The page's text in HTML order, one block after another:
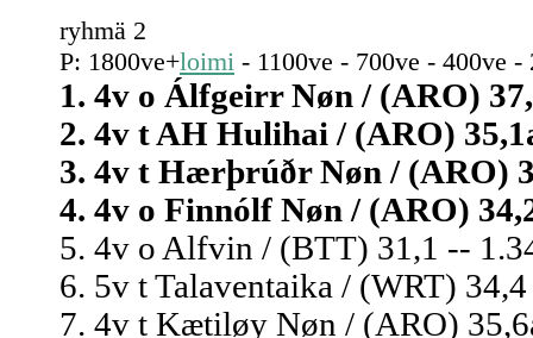
ryhmä 2
P: 1800ve+loimi - 1100ve - 700ve - 400ve -
1. 4v o Álfgeirr Nøn / (ARO)
2. 4v t AH Hulihai / (ARO)
3. 4v t Hærþrúðr Nøn / (ARO)
4. 4v o Finnólf Nøn / (ARO)
5. 4v o Alfvin / (BTT) 31,1 --
6. 5v t Talaventaika / (WRT)
7. 4v t Kætiløy Nøn / (ARO)